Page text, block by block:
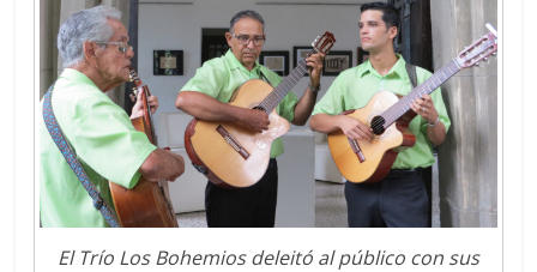
El Trío Los Bohemios deleitó al público con sus